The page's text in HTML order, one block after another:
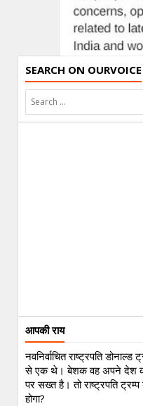
SEARCH ON OURVOICE
आपकी राय
नवनिर्वाचित राष्ट्रपति
से एक थे। बेशक वह अपने देश की
पर सख्त है। तो राष्ट्रपति
होगा?